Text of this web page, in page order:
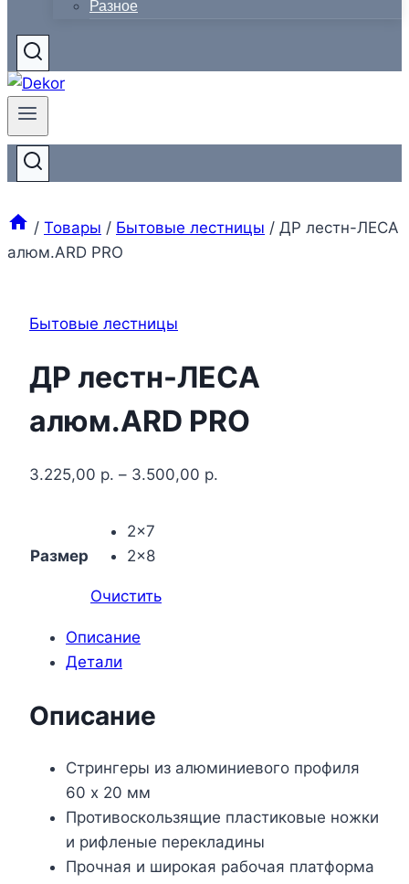
Разное
/ Товары / Бытовые лестницы / ДР лестн-ЛЕСА
алюм.ARD PRO
Бытовые лестницы
ДР лестн-ЛЕСА
алюм.ARD PRO
3.225,00 р. – 3.500,00 р.
Размер
2x7
2x8
Очистить
Описание
Детали
Описание
Стрингеры из алюминиевого профиля
60 х 20 мм
Противоскользящие пластиковые ножки
и рифленые перекладины
Прочная и широкая рабочая платформа